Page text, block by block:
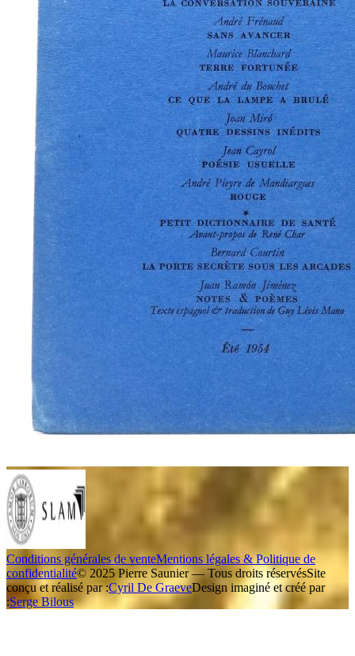
Conditions générales de venteMentions légales & Politique de
confidentialité© 2025 Pierre Saunier — Tous droits réservésSite
conçu et réalisé par :Cyril De GraeveDesign imaginé et créé par
:Serge Bilous